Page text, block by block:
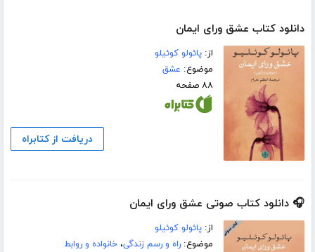
دانلود کتاب عشق ورای ایمان
از:پائولو کوئیلو
موضوع: عشق
۸۸ صفحه
دریافت از کتابراه
🎧 دانلود کتاب صوتی عشق ورای ایمان
از:پائولو کوئیلو
موضوع:راه و رسم زندگی،خانواده و روابط